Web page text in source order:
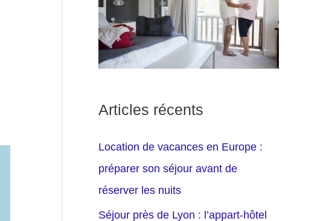
Articles récents
Location de vacances en Europe :
préparer son séjour avant de
réserver les nuits
Séjour près de Lyon : l’appart-hôtel